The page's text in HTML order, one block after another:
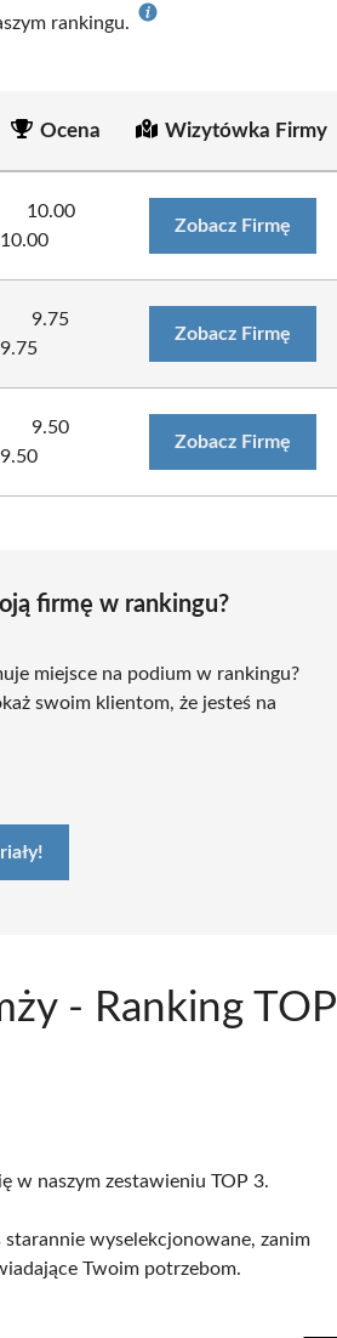
rankingu.
Ocena Wizytówka Firmy
10.00
10.00
Zobacz Firmę
9.75
9.75
Zobacz Firmę
9.50
9.50
Zobacz Firmę
firmę w rankingu?
miejsce na podium w rankingu?
swoim klientom, że jesteś na
- Ranking TOP
w naszym zestawieniu TOP 3.
wyselekcjonowane, zanim
Twoim potrzebom.